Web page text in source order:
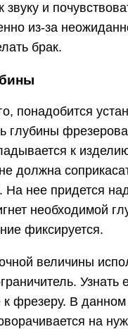
звуку и
из-за
брак.
понадобится
глубины
к
должна
На нее придется
необходимой
фиксируется.
величины
Узнать
к фрезеру. В
на